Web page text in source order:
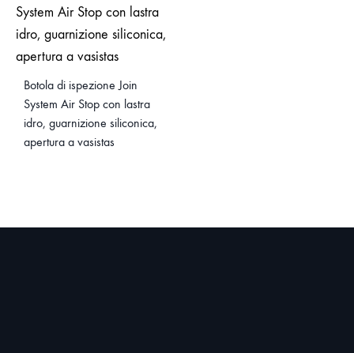
Botola di ispezione Join
System Air Stop con lastra
idro, guarnizione siliconica,
apertura a vasistas